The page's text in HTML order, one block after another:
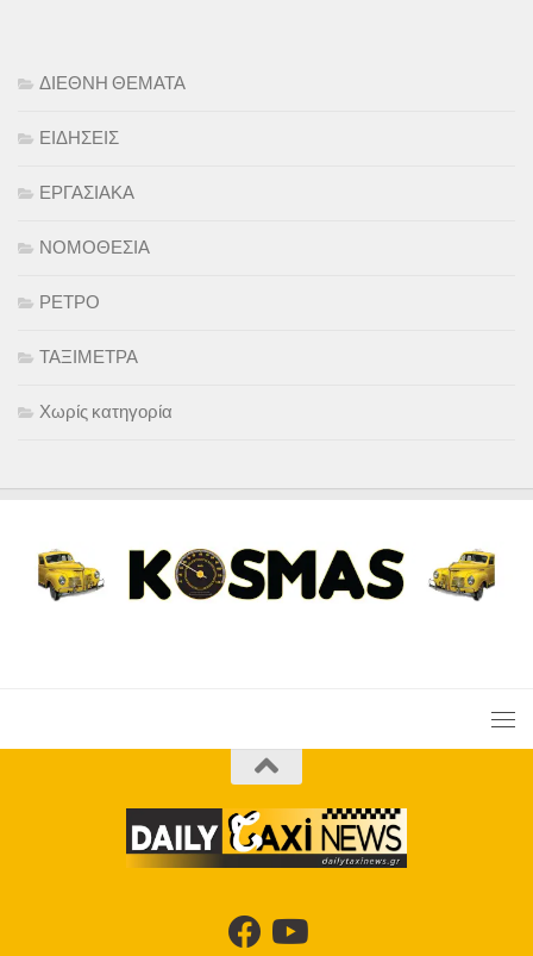
ΔΙΕΘΝΗ ΘΕΜΑΤΑ
ΕΙΔΗΣΕΙΣ
ΕΡΓΑΣΙΑΚΑ
ΝΟΜΟΘΕΣΙΑ
ΡΕΤΡΟ
ΤΑΞΙΜΕΤΡΑ
Χωρίς κατηγορία